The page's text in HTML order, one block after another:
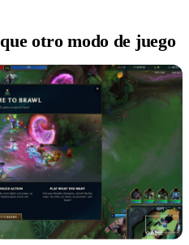
otro modo de juego